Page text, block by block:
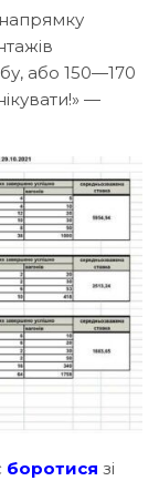
напрямку
або 150—170
—
боротися зі